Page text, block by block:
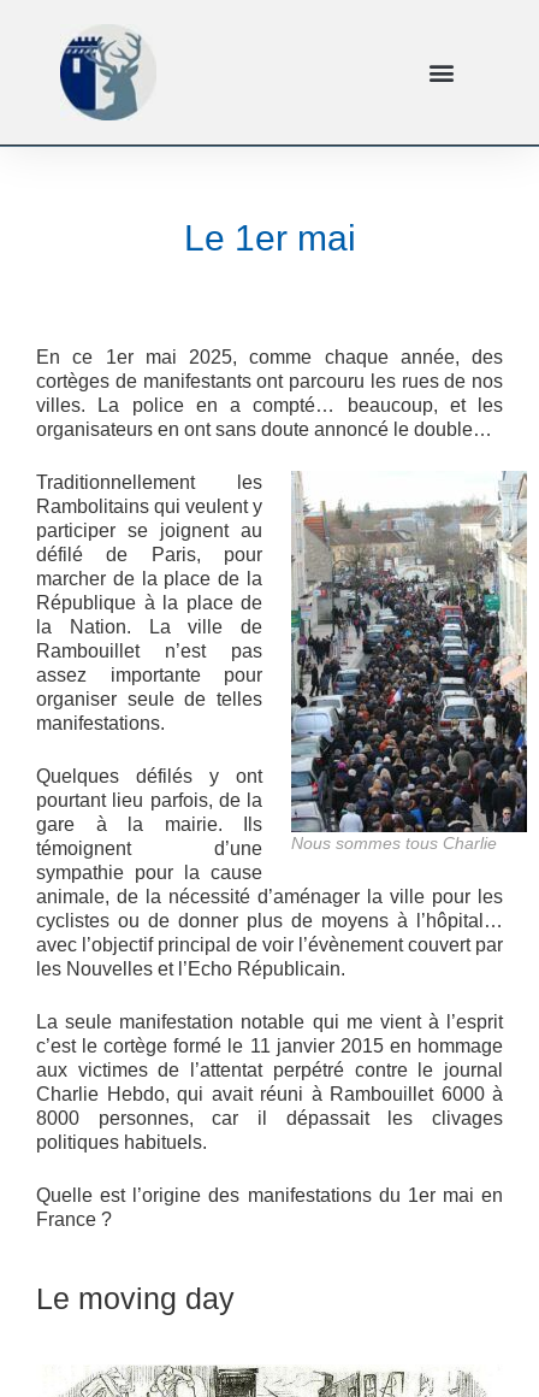
Le 1er mai
En ce 1er mai 2025, comme chaque année, des
cortèges de manifestants ont parcouru les rues de nos
villes. La police en a compté… beaucoup, et les
organisateurs en ont sans doute annoncé le double…
Nous sommes tous Charlie
Traditionnellement les
Rambolitains qui veulent y
participer se joignent au
défilé de Paris, pour
marcher de la place de la
République à la place de
la Nation. La ville de
Rambouillet n’est pas
assez importante pour
organiser seule de telles
manifestations.
Quelques défilés y ont
pourtant lieu parfois, de la
gare à la mairie. Ils
témoignent d’une
sympathie pour la cause
animale, de la nécessité d’aménager la ville pour les
cyclistes ou de donner plus de moyens à l’hôpital…
avec l’objectif principal de voir l’évènement couvert par
les Nouvelles et l’Echo Républicain.
La seule manifestation notable qui me vient à l’esprit
c’est le cortège formé le 11 janvier 2015 en hommage
aux victimes de l’attentat perpétré contre le journal
Charlie Hebdo, qui avait réuni à Rambouillet 6000 à
8000 personnes, car il dépassait les clivages
politiques habituels.
Quelle est l’origine des manifestations du 1er mai en
France ?
Le moving day